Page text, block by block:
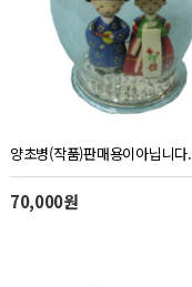
양초병(작품)판매용이아닙니다.
70,000원